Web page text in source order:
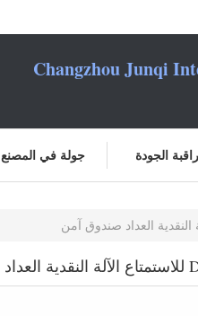
Changzhou Junqi
جولة في المصنع الجودة